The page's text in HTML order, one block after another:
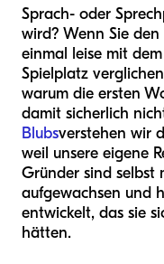
Sprach- oder
wird? Wenn Sie
einmal leise mit
Spielplatz
warum die ersten
damit sicherlich
Blubsverstehen wir
weil unsere eigene
Gründer sind selbst
aufgewachsen und
entwickelt, das sie
hätten.